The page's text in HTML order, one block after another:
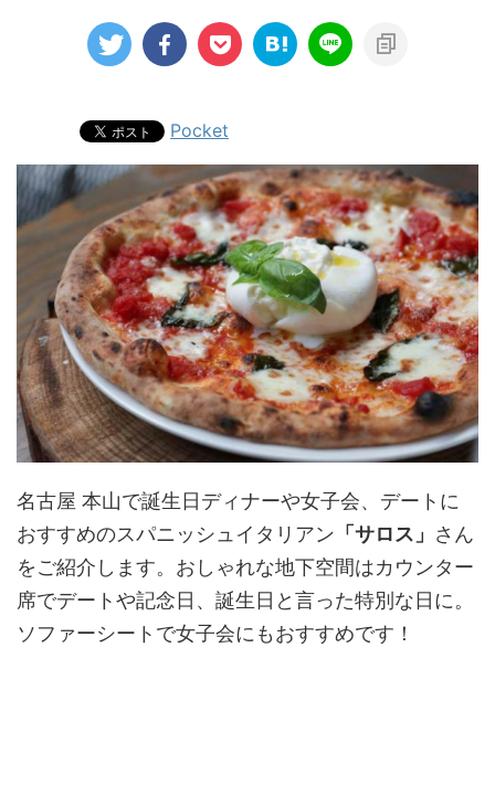
Pocket
名古屋 本山で誕生日ディナーや女子会、デートに
おすすめのスパニッシュイタリアン 「サロス」 さん
をご紹介します。おしゃれな地下空間はカウンター
席でデートや記念日、誕生日と言った特別な日に。
ソファーシートで女子会にもおすすめです！